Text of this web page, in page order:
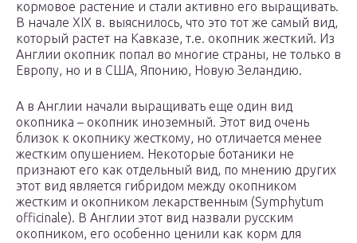
кормовое растение и стали активно его выращивать.
В начале XIX в. выяснилось, что это тот же самый вид,
который растет на Кавказе, т.е. окопник жесткий. Из
Англии окопник попал во многие страны, не только в
Европу, но и в США, Японию, Новую Зеландию.
А в Англии начали выращивать еще один вид
окопника – окопник иноземный. Этот вид очень
близок к окопнику жесткому, но отличается менее
жестким опушением. Некоторые ботаники не
признают его как отдельный вид, по мнению других
этот вид является гибридом между окопником
жестким и окопником лекарственным (Symphytum
officinale). В Англии этот вид назвали русским
окопником, его особенно ценили как корм для